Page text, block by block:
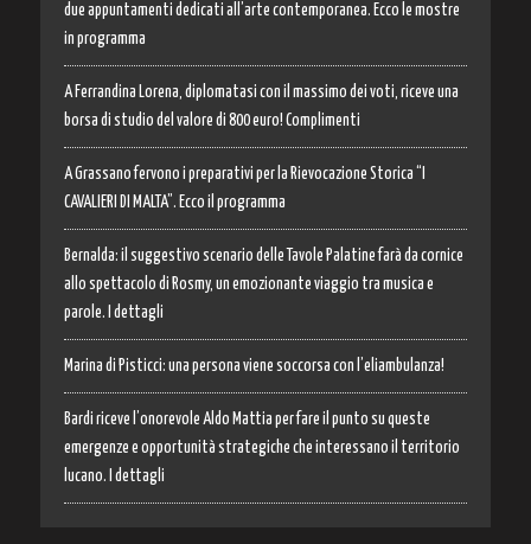
due appuntamenti dedicati all’arte contemporanea. Ecco le mostre
in programma
A Ferrandina Lorena, diplomatasi con il massimo dei voti, riceve una
borsa di studio del valore di 800 euro! Complimenti
A Grassano fervono i preparativi per la Rievocazione Storica “I
CAVALIERI DI MALTA”. Ecco il programma
Bernalda: il suggestivo scenario delle Tavole Palatine farà da cornice
allo spettacolo di Rosmy, un emozionante viaggio tra musica e
parole. I dettagli
Marina di Pisticci: una persona viene soccorsa con l’eliambulanza!
Bardi riceve l’onorevole Aldo Mattia per fare il punto su queste
emergenze e opportunità strategiche che interessano il territorio
lucano. I dettagli